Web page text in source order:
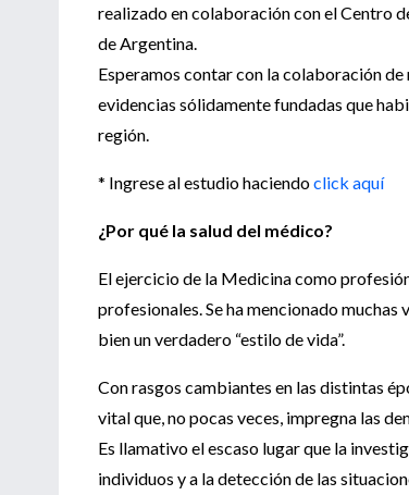
realizado en colaboración con el Centro
de Argentina.
Esperamos contar con la colaboración
evidencias sólidamente fundadas que
región.
* Ingrese al estudio haciendoclick aquí
¿Por qué la salud del médico?
El ejercicio de la Medicina como
profesionales. Se ha mencionado muchas
bien un verdadero “estilo de vida”.
Con rasgos cambiantes en las distintas
vital que, no pocas veces, impregna las
Es llamativo el escaso lugar que la
individuos y a la detección de las